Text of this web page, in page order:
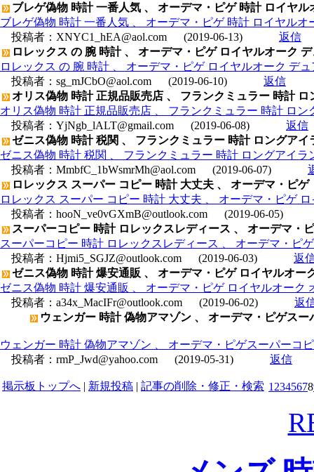
ブレゲ偽物 時計 一番人気 、 オーデマ・ピゲ 時計 ロイヤル
ブレゲ偽物 時計 一番人気 、 オーデマ・ピゲ 時計 ロイヤルオ
投稿者： XNYC1_hEA@aol.com (2019-06-13)
返信
ロレックス の 腕 時計 、 オーデマ・ピゲ ロイヤルオーク
ロレックス の 腕 時計 、 オーデマ・ピゲ ロイヤルオーク デ
投稿者： sg_mJCbO@aol.com (2019-06-10)
返信
オリス偽物 時計 正規品販売店 、 フランクミュラー 時計
オリス偽物 時計 正規品販売店 、 フランクミュラー 時計 ロ
投稿者： YjNgb_lALT@gmail.com (2019-06-08)
返信
ゼニス偽物 時計 税関 、 フランクミュラー 時計 ロングア
ゼニス偽物 時計 税関 、 フランクミュラー 時計 ロングアイ
投稿者： MmbfC_1bWsmrMh@aol.com (2019-06-07)
ロレックス スーパー コピー 時計 大丈夫 、 オーデマ・ピ
ロレックス スーパー コピー 時計 大丈夫 、 オーデマ・ピゲ
投稿者： hooN_ve0vGXmB@outlook.com
(2019-06-05)
スーパーコピー 時計 ロレックスレディース 、 オーデマ・
スーパーコピー 時計 ロレックスレディース 、 オーデマ・ピ
投稿者： Hjmi5_SGJZ@outlook.com (2019-06-03)
返
ゼニス偽物 時計 爆安通販 、 オーデマ・ピゲ ロイヤルオー
ゼニス偽物 時計 爆安通販 、 オーデマ・ピゲ ロイヤルオーク
投稿者： a34x_MacIFr@outlook.com (2019-06-02)
返
ウェンガー 時計 偽物アマゾン 、 オーデマ・ピゲス
ウェンガー 時計 偽物アマゾン 、 オーデマ・ピゲスーパーコ
投稿者： rmP_Jwd@yahoo.com (2019-05-31) 返信
掲示板トップへ | 新規投稿 | 記事の削除・修正・検索 1 2345678